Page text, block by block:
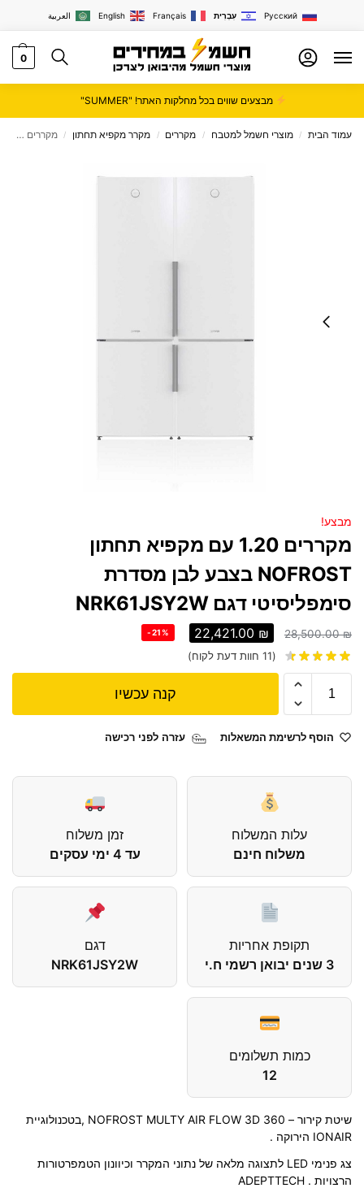
العربية English Français עִבְרִית Русский
0
מבצעים שווים בכל מחלקות האתר! "SUMMER"
עמוד הבית / מוצרי חשמל למטבח / מקררים / מקרר מקפיא תחתון / מקררים 1.20 עם מקפיא תחתון NOFROST בצבע לבן מסדרת סימפליסיטי דגם NRK61JSY2W
מבצע!
מקררים 1.20 עם מקפיא תחתון
NOFROST בצבע לבן מסדרת
סימפליסיטי דגם NRK61JSY2W
28,500.00₪
22,421.00 ₪
-21%
(
11 חוות דעת לקוח)
קנה עכשיו
הוסף לרשימת המשאלות עזרה לפני רכישה
עלות המשלוח
משלוח חינם
זמן משלוח
עד 4 ימי עסקים
תקופת אחריות
3 שנים יבואן רשמי ח.י
דגם
NRK61JSY2W
כמות תשלומים
12
שיטת קירור – NOFROST MULTY AIR FLOW 3D 360 ,בטכנולוגיית
IONAIR הירוקה .
צג פנימי LED לתצוגה מלאה של נתוני המקרר וכיוונון הטמפרטורות
הרצויות . ADEPTTECH